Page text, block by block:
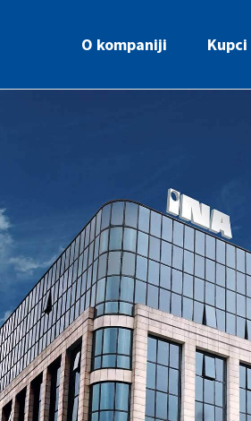
O kompaniji Kupci